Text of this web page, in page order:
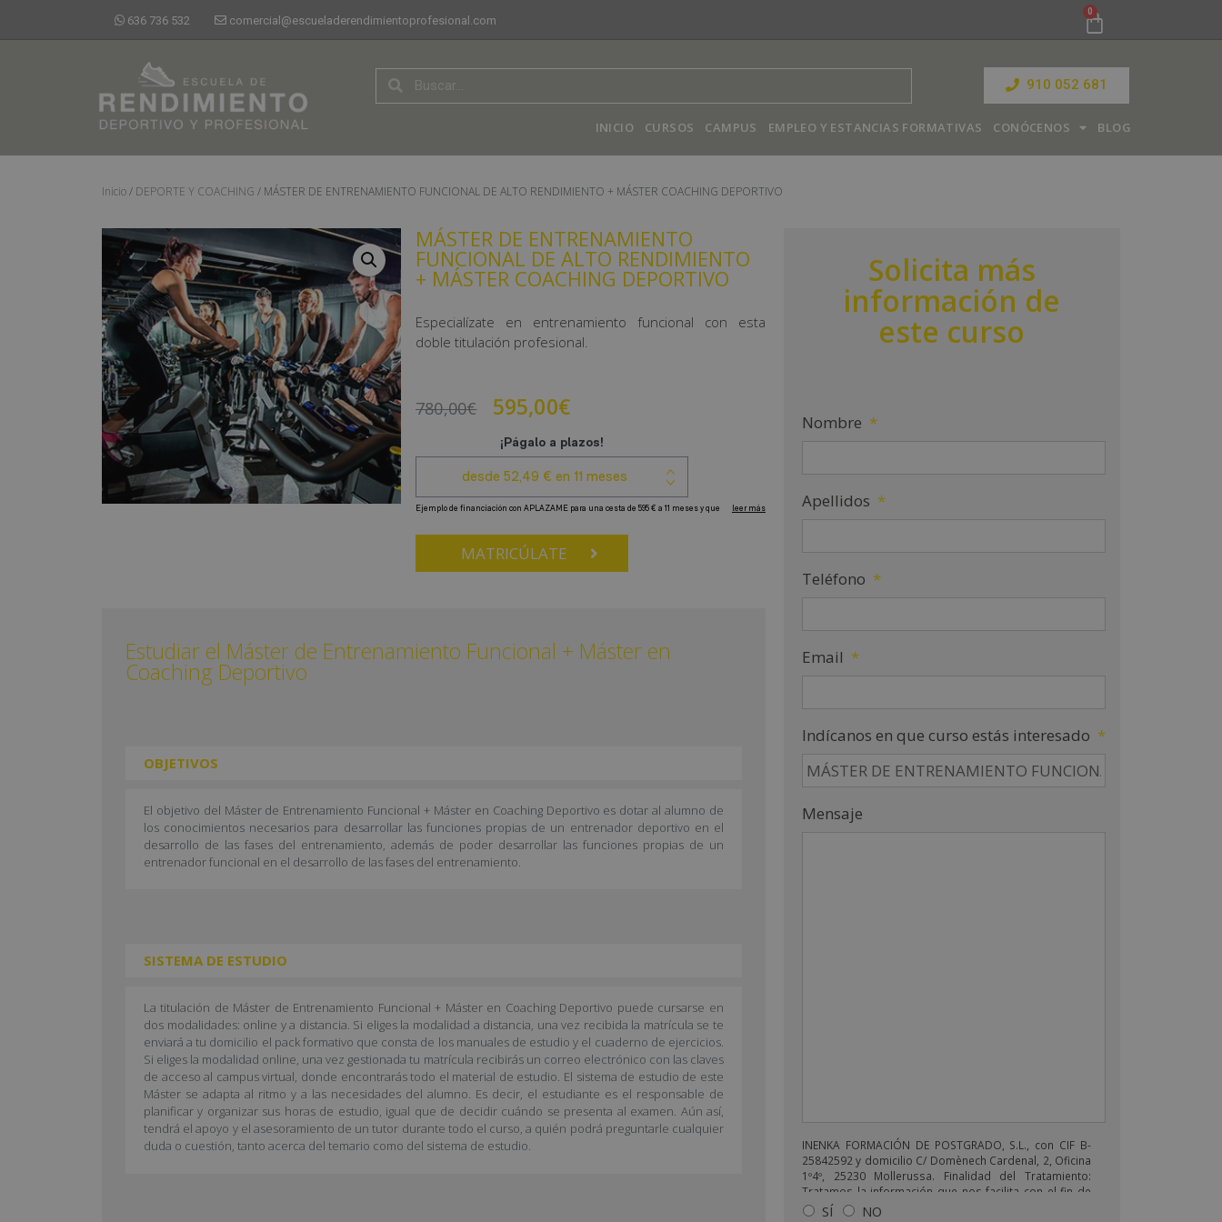
636 736 532 comercial@escueladerendimientoprofesional.com
910 052 681
INICIO CURSOS CAMPUS EMPLEO Y ESTANCIAS FORMATIVAS CONÓCENOS BLOG
Inicio/ DEPORTE Y COACHING / MÁSTER DE ENTRENAMIENTO FUNCIONAL DE ALTO RENDIMIENTO + MÁSTER COACHING DEPORTIVO
MÁSTER DE ENTRENAMIENTO
FUNCIONAL DE ALTO RENDIMIENTO
+ MÁSTER COACHING DEPORTIVO
Especialízate en entrenamiento funcional con esta
doble titulación profesional.
780,00€ 595,00€
MATRICÚLATE
Estudiar el Máster de Entrenamiento Funcional + Máster en
Coaching Deportivo
OBJETIVOS
El objetivo del Máster de Entrenamiento Funcional + Máster en Coaching Deportivo es dotar al alumno de
los conocimientos necesarios para desarrollar las funciones propias de un entrenador deportivo en el
desarrollo de las fases del entrenamiento, además de poder desarrollar las funciones propias de un
entrenador funcional en el desarrollo de las fases del entrenamiento.
SISTEMA DE ESTUDIO
La titulación de Máster de Entrenamiento Funcional + Máster en Coaching Deportivo puede cursarse en
dos modalidades: online y a distancia. Si eliges la modalidad a distancia, una vez recibida la matrícula se te
enviará a tu domicilio el pack formativo que consta de los manuales de estudio y el cuaderno de ejercicios.
Si eliges la modalidad online, una vez gestionada tu matrícula recibirás un correo electrónico con las claves
de acceso al campus virtual, donde encontrarás todo el material de estudio. El sistema de estudio de este
Máster se adapta al ritmo y a las necesidades del alumno. Es decir, el estudiante es el responsable de
planificar y organizar sus horas de estudio, igual que de decidir cuándo se presenta al examen. Aún así,
tendrá el apoyo y el asesoramiento de un tutor durante todo el curso, a quién podrá preguntarle cualquier
duda o cuestión, tanto acerca del temario como del sistema de estudio.
Solicita más
información de
este curso
Nombre *
Apellidos *
Teléfono *
Email *
Indícanos en que curso estás interesado *
Mensaje
INENKA FORMACIÓN DE POSTGRADO, S.L., con CIF B-
25842592 y domicilio C/ Domènech Cardenal, 2, Oficina
1º4º, 25230 Mollerussa. Finalidad del Tratamiento:
Tratamos la información que nos facilita con el fin de
enviarle correos electrónicos de tipo comercial
SÍ NO